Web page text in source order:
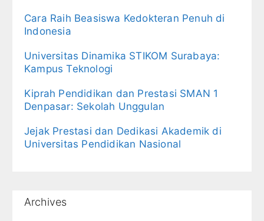
Cara Raih Beasiswa Kedokteran Penuh di
Indonesia
Universitas Dinamika STIKOM Surabaya:
Kampus Teknologi
Kiprah Pendidikan dan Prestasi SMAN 1
Denpasar: Sekolah Unggulan
Jejak Prestasi dan Dedikasi Akademik di
Universitas Pendidikan Nasional
Archives